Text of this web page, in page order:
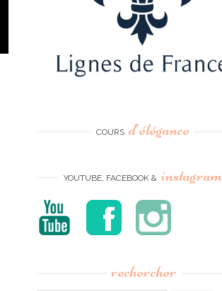
COURS d’élégance
YOUTUBE, FACEBOOK & instagram
rechercher